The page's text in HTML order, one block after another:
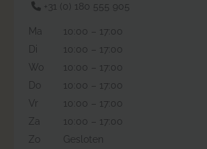
+31 (0) 180 555 905
Ma
10:00 – 17:00
Di
10:00 – 17:00
Wo
10:00 – 17:00
Do
10:00 – 17:00
Vr
10:00 – 17:00
Za
10:00 – 17:00
Zo
Gesloten